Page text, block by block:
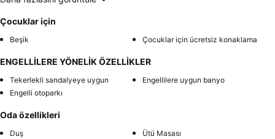
Çocuklar için
Beşik Çocuklar için ücretsiz konaklama
ENGELLİLERE YÖNELİK ÖZELLİKLER
Tekerlekli sandalyeye uygun
Engellilere uygun banyo
Engelli otoparkı
Oda özellikleri
Duş
Ütü Masası